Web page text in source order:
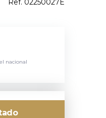
Ref. 02250027E
nacional